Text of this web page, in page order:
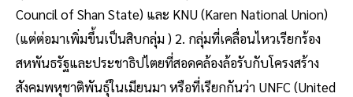
Council of Shan State) และ KNU (Karen National Union)
(แต่ต่อมาเพิ่มขึ้นเป็นสิบกลุ่ม ) 2. กลุ่มที่เคลื่อนไหวเรียกร้อง
สหพันธรัฐและประชาธิปไตยที่สอดคล้องล้อรับกับโครงสร้าง
สังคมพหุชาติพันธุ์ในเมียนมา หรือที่เรียกกันว่า UNFC (United